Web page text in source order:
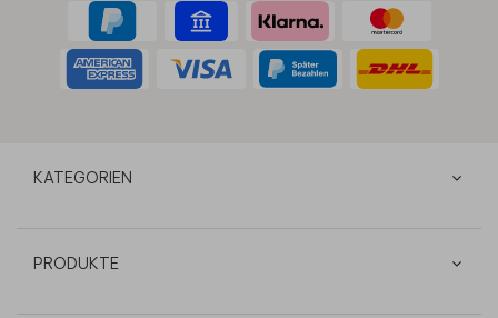
KATEGORIEN
PRODUKTE